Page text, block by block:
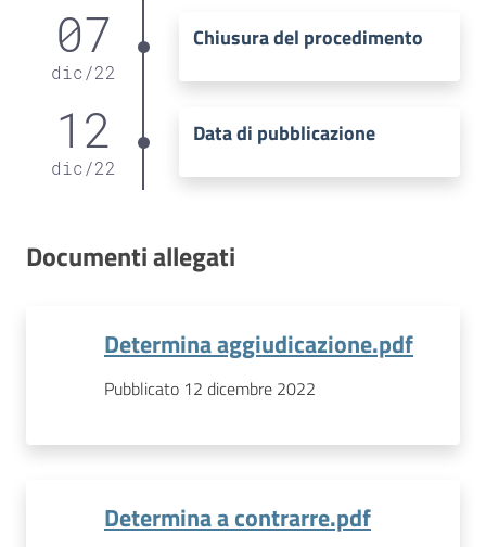
07
dic /22
Chiusura del procedimento
12
dic /22
Data di pubblicazione
Documenti allegati
Determina aggiudicazione.pdf
Pubblicato 12 dicembre 2022
Determina a contrarre.pdf